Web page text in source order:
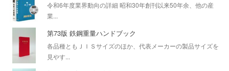
令和6年度業界動向の詳細 昭和30年創刊以来50年余、他の産
業...
第73版 鉄鋼重量ハンドブック
各品種ともＪＩＳサイズのほか、代表メーカーの製品サイズを
見やす...